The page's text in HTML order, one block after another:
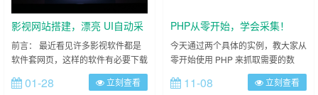
影视网站搭建，漂亮 UI自动采
集全网视频，也可以自己添加
未上线资源
前言： 最近看见许多影视软件都是
软件套网页，这样的软件有必要下载
吗？，又大又没什么用，还不如发个
链接。 我看见的鸡肋软件名单：
01-28 立刻查看
PHP从零开始，学会采集！
今天通过两个具体的实例，教大家从
零开始使用 PHP 来抓取需要的数
据。 准备工作 首先，你需要准备一
个 Html 编辑器（如 notepad++），
11-08 立刻查看